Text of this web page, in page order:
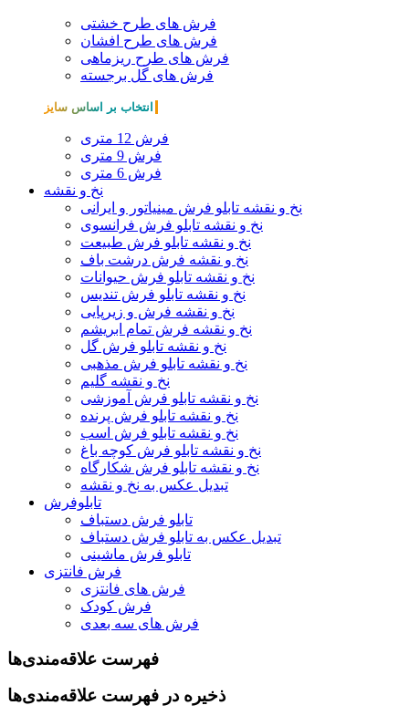
فرش های طرح خشتی
فرش های طرح افشان
فرش های طرح ریزماهی
فرش های گل برجسته
انتخاب بر اساس سایز
فرش 12 متری
فرش 9 متری
فرش 6 متری
نخ و نقشه
نخ و نقشه تابلو فرش مینیاتور و ایرانی
نخ و نقشه تابلو فرش فرانسوی
نخ و نقشه تابلو فرش طبیعت
نخ و نقشه فرش درشت باف
نخ و نقشه تابلو فرش حیوانات
نخ و نقشه تابلو فرش تندیس
نخ و نقشه فرش و زیرپایی
نخ و نقشه فرش تمام ابریشم
نخ و نقشه تابلو فرش گل
نخ و نقشه تابلو فرش مذهبی
نخ و نقشه گلیم
نخ و نقشه تابلو فرش آموزشی
نخ و نقشه تابلو فرش پرنده
نخ و نقشه تابلو فرش اسب
نخ و نقشه تابلو فرش کوچه باغ
نخ و نقشه تابلو فرش شکارگاه
تبدیل عکس به نخ و نقشه
تابلوفرش
تابلو فرش دستباف
تبدیل عکس به تابلو فرش دستباف
تابلو فرش ماشینی
فرش فانتزی
فرش های فانتزی
فرش کودک
فرش های سه بعدی
فهرست علاقه‌مندی‌ها
ذخیره در فهرست علاقه‌مندی‌ها